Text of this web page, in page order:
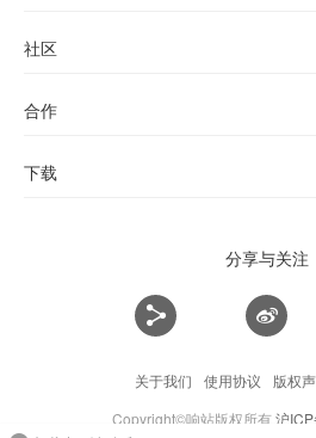
社区
合作
下载
分享与关注
关于我们 使用协议 版权
Copyright©响站版权所有沪